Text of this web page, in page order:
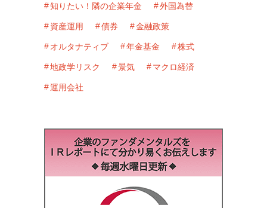
知りたい！隣の企業年金 外国為替
資産運用 債券 金融政策
オルタナティブ 年金基金 株式
地政学リスク 景気 マクロ経済
運用会社